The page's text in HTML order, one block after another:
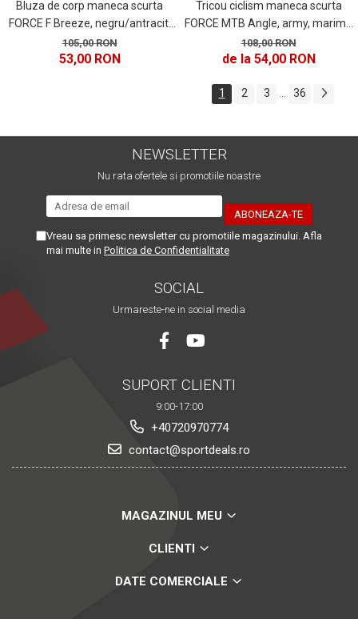
Bluza de corp maneca scurta
FORCE F Breeze, negru/antracit,
marime XXL
105,00 RON
53,00 RON
Tricou ciclism maneca scurta
FORCE MTB Angle, army, marime
S
108,00 RON
de la 54,00 RON
1 2 3 ... 36
NEWSLETTER
Nu rata ofertele si promotiile noastre
Vreau sa primesc newsletter cu promotiile magazinului. Afla
mai multe in Politica de Confidentialitate
SOCIAL
Urmareste-ne in social media
SUPORT CLIENTI
9:00-17:00
+40720970774
contact@sportdeals.ro
MAGAZINUL MEU
CLIENTI
DATE COMERCIALE